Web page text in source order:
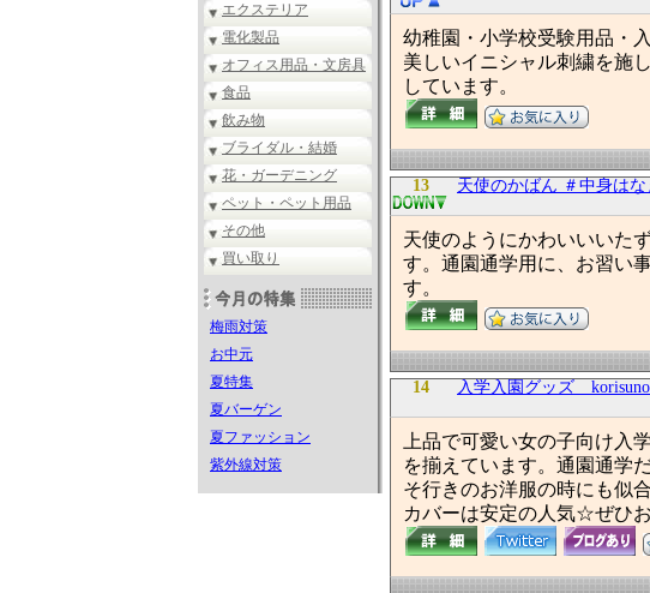
エクステリア
電化製品
オフィス用品・文房具
食品
飲み物
ブライダル・結婚
花・ガーデニング
ペット・ペット用品
その他
買い取り
梅雨対策
お中元
夏特集
夏バーゲン
夏ファッション
紫外線対策
幼稚園・小学校受験用品・
美しいイニシャル刺繍を施
しています。
13 天使のかばん ＃中身はな
天使のようにかわいいいた
す。通園通学用に、お習い
す。
14 入学入園グッズ
上品で可愛い女の子向け入
を揃えています。通園通学
そ行きのお洋服の時にも似
カバーは安定の人気☆ぜひ